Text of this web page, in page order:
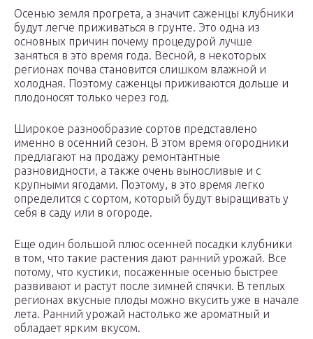
Осенью земля прогрета, а значит саженцы клубники
будут легче приживаться в грунте. Это одна из
основных причин почему процедурой лучше
заняться в это время года. Весной, в некоторых
регионах почва становится слишком влажной и
холодная. Поэтому саженцы приживаются дольше и
плодоносят только через год.
Широкое разнообразие сортов представлено
именно в осенний сезон. В этом время огородники
предлагают на продажу ремонтантные
разновидности, а также очень выносливые и с
крупными ягодами. Поэтому, в это время легко
определится с сортом, который будут выращивать у
себя в саду или в огороде.
Еще один большой плюс осенней посадки клубники
в том, что такие растения дают ранний урожай. Все
потому, что кустики, посаженные осенью быстрее
развивают и растут после зимней спячки. В теплых
регионах вкусные плоды можно вкусить уже в начале
лета. Ранний урожай настолько же ароматный и
обладает ярким вкусом.